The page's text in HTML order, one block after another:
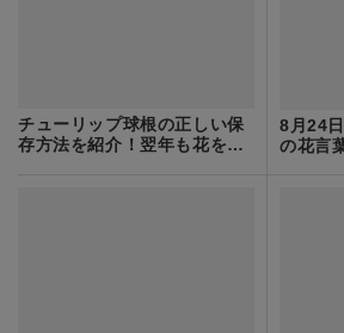
チューリップ球根の正しい保
存方法を紹介！翌年も花を咲
8月24
の花言